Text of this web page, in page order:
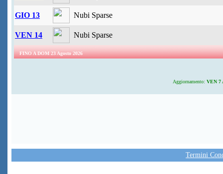
GIO 13 Nubi Sparse
VEN 14 Nubi Sparse
FINO A DOM 23 Agosto 2026
Aggiornamento: VEN 7
Termini